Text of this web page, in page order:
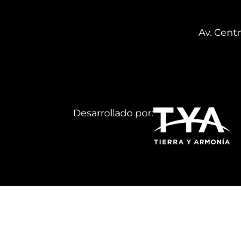
Av.
Desarrollado por: